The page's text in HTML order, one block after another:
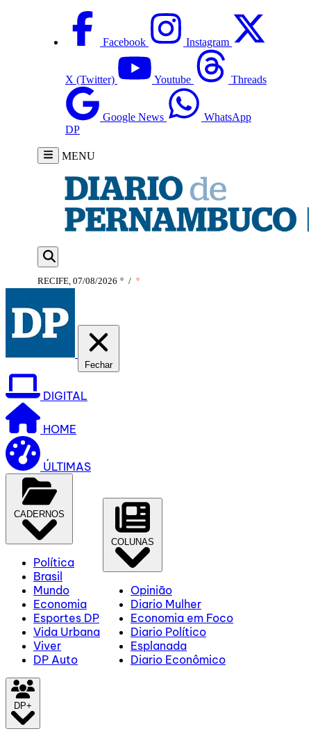
Facebook Instagram
X (Twitter) Youtube Threads
Google News
WhatsApp
DP
MENU
RECIFE, 07/08/2026 ° / °
Fechar
DIGITAL
HOME
ÚLTIMAS
CADERNOS
Política
Brasil
Mundo
Economia
Esportes DP
Vida Urbana
Viver
DP Auto
COLUNAS
Opinião
Diario Mulher
Economia em Foco
Diario Político
Esplanada
Diario Econômico
DP+